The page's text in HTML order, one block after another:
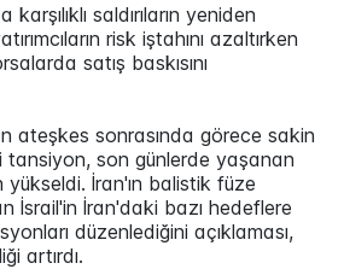
saldırıların yeniden
risk iştahını azaltırken
satış baskısını
ateşkes sonrasında görece sakin
tansiyon, son günlerde yaşanan
yükseldi. İran'ın balistik füze
İsrail'in İran'daki bazı hedeflere
düzenlediğini açıklaması,
artırdı.